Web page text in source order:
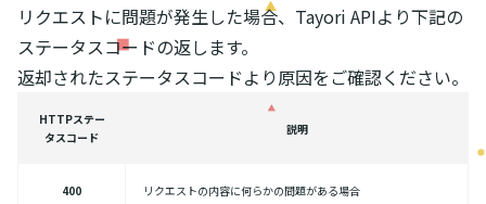
リクエストに問題が発生した場合、Tayori APIより下記の
ステータスコードの返します。
返却されたステータスコードより原因をご確認ください。
HTTPステー
タスコード
説明
400 リクエストの内容に何らかの問題がある場合